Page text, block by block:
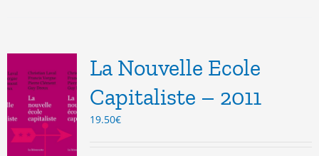
La Nouvelle Ecole
Capitaliste – 2011
19.50€